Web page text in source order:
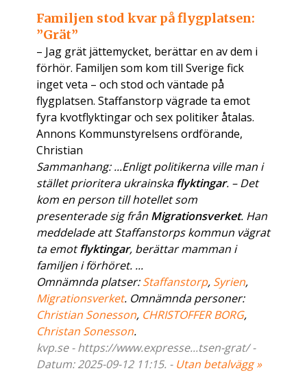
Familjen stod kvar på flygplatsen:
”Grät”
– Jag grät jättemycket, berättar en av dem i
förhör. Familjen som kom till Sverige fick
inget veta – och stod och väntade på
flygplatsen. Staffanstorp vägrade ta emot
fyra kvotflyktingar och sex politiker åtalas.
Annons Kommunstyrelsens ordförande,
Christian
Sammanhang: ...Enligt politikerna ville man i
stället prioritera ukrainskaflyktingar. – Det
kom en person till hotellet som
presenterade sig från Migrationsverket. Han
meddelade att Staffanstorps kommun vägrat
ta emotflyktingar, berättar mamman i
familjen i förhöret. ...
Omnämnda platser:Staffanstorp, Syrien,
Migrationsverket. Omnämnda personer:
Christian Sonesson, CHRISTOFFER BORG,
Christan Sonesson.
kvp.se - https://www.expresse...tsen-grat/ -
Datum: 2025-09-12 11:15. - Utan betalvägg »